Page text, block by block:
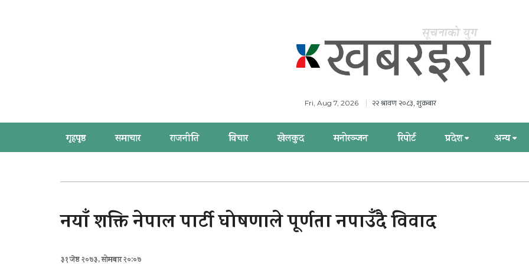
Fri, Aug 7, 2026 २२ श्रावण २०८३, शुक्रबार
गृहपृष्ठ समाचार राजनीति विचार खेलकुद मनोरञ्जन रिपोर्ट प्रदेश अन्य
नयाँ शक्ति नेपाल पार्टी घोषणाले पूर्णता नपाउँदै विवाद
३१ जेष्ठ २०७३, सोमबार २०:०७